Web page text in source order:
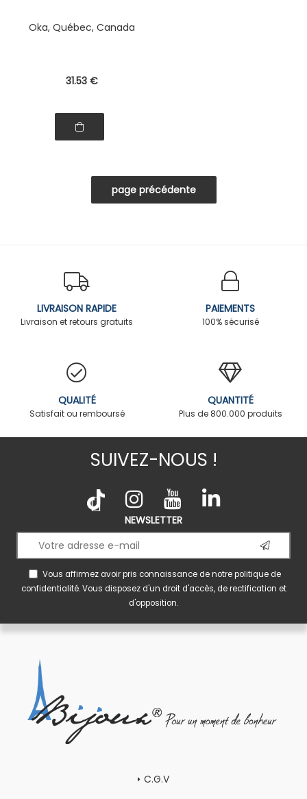
Oka, Québec, Canada
31.53 €
LIVRAISON RAPIDE
Livraison et retours gratuits
PAIEMENTS
100% sécurisé
QUALITÉ
Satisfait ou remboursé
QUANTITÉ
Plus de 800.000 produits
SUIVEZ-NOUS !
NEWSLETTER
Vous affirmez avoir pris connaissance de notrepolitique de
confidentialité. Vous disposez d'un droit d'accès, de rectification et
d'opposition.
C.G.V